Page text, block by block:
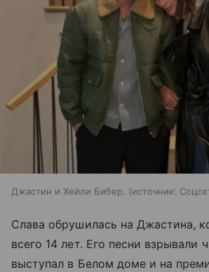
Джастин и Хейли Бибер. источник:
Слава обрушилась на Джастина,
всего 14 лет. Его песни взрывали
выступал в Белом доме и на